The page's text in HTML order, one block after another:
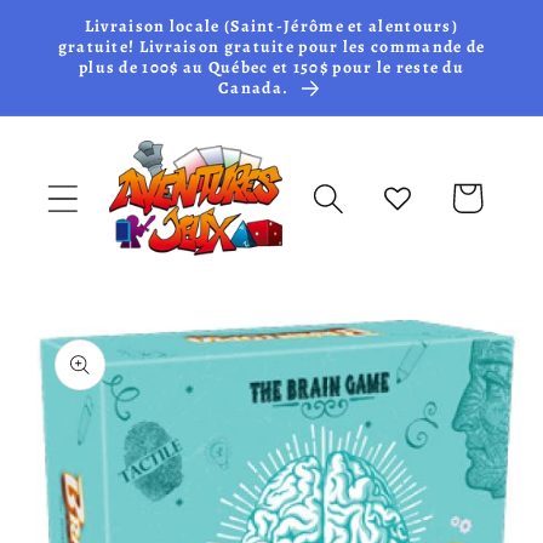
et passer
au
contenu
Livraison locale (Saint-Jérôme et alentours)
gratuite! Livraison gratuite pour les commande de
plus de 100$ au Québec et 150$ pour le reste du
Canada.
Panier
informations
produits